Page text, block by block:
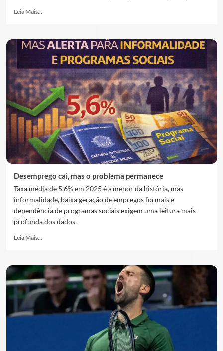
Leia Mais...
Desemprego cai, mas o problema permanece
Taxa média de 5,6% em 2025 é a menor da história, mas
informalidade, baixa geração de empregos formais e
dependência de programas sociais exigem uma leitura mais
profunda dos dados.
Leia Mais...